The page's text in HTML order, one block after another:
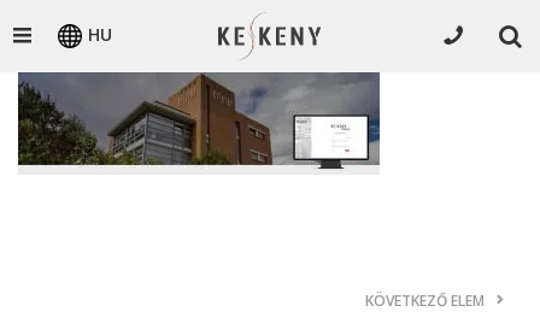
HU
KÖVETKEZŐ ELEM